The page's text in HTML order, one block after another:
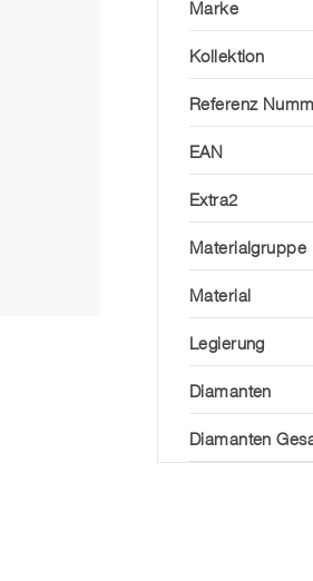
Marke
Kollektion
Referenz
EAN
Extra2
Materialgruppe
Material
Legierung
Diamanten
Diamanten